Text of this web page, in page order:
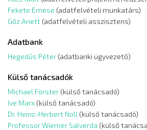
Fekete Emese (adatfelvételi munkatárs)
Gőz Anett (adatfelvételi asszisztens)
Adatbank
Hegedűs Péter (adatbanki ügyvezető)
Külső tanácsadók
Michael Förster (külső tanácsadó)
Ive Marx (külső tanácsadó)
Dr. Heinz-Herbert Noll (külső tanácsadó)
Professor Wiemer Salverda (külső